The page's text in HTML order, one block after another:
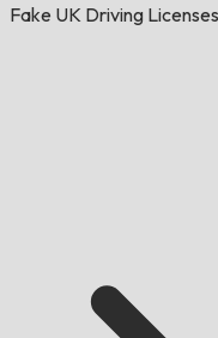
Fake UK Driving Licenses